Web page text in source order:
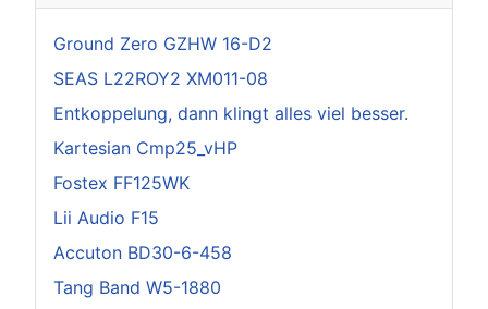
Ground Zero GZHW 16-D2
SEAS L22ROY2 XM011-08
Entkoppelung, dann klingt alles viel besser.
Kartesian Cmp25_vHP
Fostex FF125WK
Lii Audio F15
Accuton BD30-6-458
Tang Band W5-1880